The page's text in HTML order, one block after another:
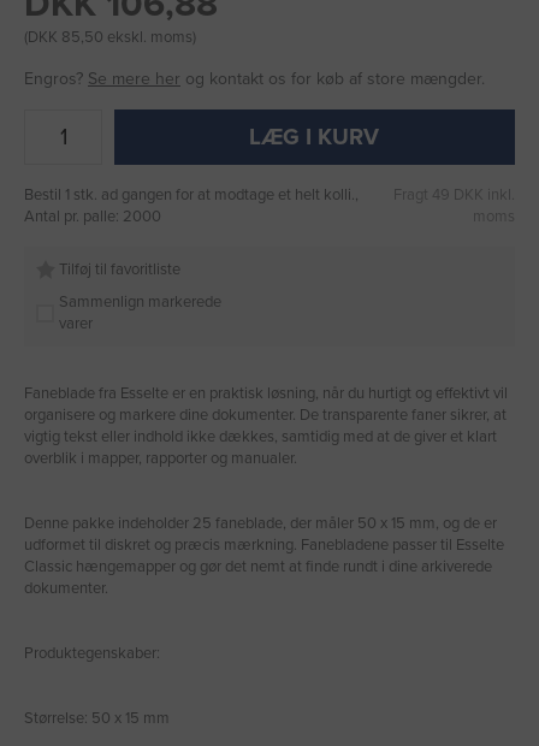
(DKK 85,50 ekskl. moms)
Engros? Se mere her og kontakt os for køb af store mængder.
LÆG I KURV
Bestil 1 stk. ad gangen for at modtage et helt kolli.,
Antal pr. palle: 2000
Fragt 49 DKK inkl.
moms
Tilføj til favoritliste
Sammenlign markerede
varer
Faneblade fra Esselte er en praktisk løsning, når du hurtigt og effektivt vil
organisere og markere dine dokumenter. De transparente faner sikrer, at
vigtig tekst eller indhold ikke dækkes, samtidig med at de giver et klart
overblik i mapper, rapporter og manualer.
Denne pakke indeholder 25 faneblade, der måler 50 x 15 mm, og de er
udformet til diskret og præcis mærkning. Fanebladene passer til Esselte
Classic hængemapper og gør det nemt at finde rundt i dine arkiverede
dokumenter.
Produktegenskaber:
Størrelse: 50 x 15 mm